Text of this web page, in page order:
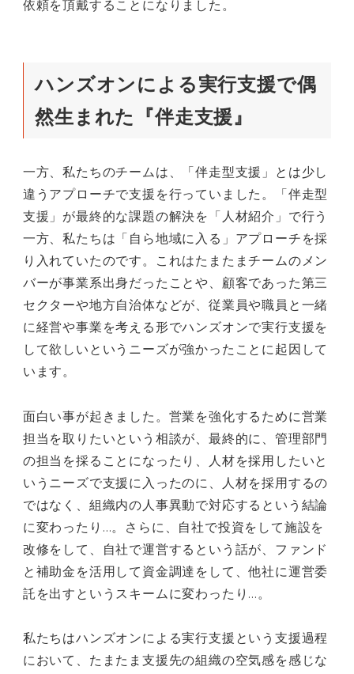
依頼を頂戴することになりました。
ハンズオンによる実行支援で偶
然生まれた『伴走支援』
一方、私たちのチームは、「伴走型支援」とは少し
違うアプローチで支援を行っていました。「伴走型
支援」が最終的な課題の解決を「人材紹介」で行う
一方、私たちは「自ら地域に入る」アプローチを採
り入れていたのです。これはたまたまチームのメン
バーが事業系出身だったことや、顧客であった第三
セクターや地方自治体などが、従業員や職員と一緒
に経営や事業を考える形でハンズオンで実行支援を
して欲しいというニーズが強かったことに起因して
います。
面白い事が起きました。営業を強化するために営業
担当を取りたいという相談が、最終的に、管理部門
の担当を採ることになったり、人材を採用したいと
いうニーズで支援に入ったのに、人材を採用するの
ではなく、組織内の人事異動で対応するという結論
に変わったり…。さらに、自社で投資をして施設を
改修をして、自社で運営するという話が、ファンド
と補助金を活用して資金調達をして、他社に運営委
託を出すというスキームに変わったり…。
私たちはハンズオンによる実行支援という支援過程
において、たまたま支援先の組織の空気感を感じな